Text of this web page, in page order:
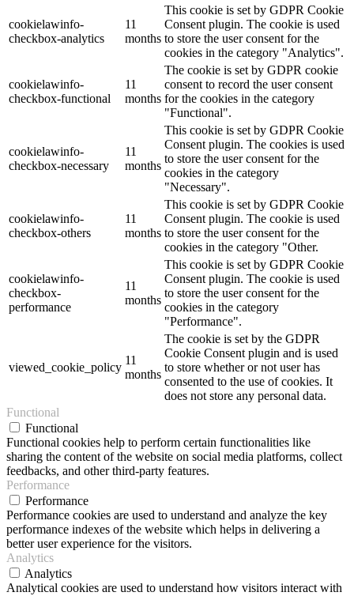
cookielawinfo-
checkbox-analytics
11
months
This cookie is set by GDPR Cookie
Consent plugin. The cookie is used
to store the user consent for the
cookies in the category "Analytics".
cookielawinfo-
checkbox-functional
11
months
The cookie is set by GDPR cookie
consent to record the user consent
for the cookies in the category
"Functional".
cookielawinfo-
checkbox-necessary
11
months
This cookie is set by GDPR Cookie
Consent plugin. The cookies is used
to store the user consent for the
cookies in the category
"Necessary".
cookielawinfo-
checkbox-others
11
months
This cookie is set by GDPR Cookie
Consent plugin. The cookie is used
to store the user consent for the
cookies in the category "Other.
cookielawinfo-
checkbox-
performance
11
months
This cookie is set by GDPR Cookie
Consent plugin. The cookie is used
to store the user consent for the
cookies in the category
"Performance".
viewed_cookie_policy
11
months
The cookie is set by the GDPR
Cookie Consent plugin and is used
to store whether or not user has
consented to the use of cookies. It
does not store any personal data.
Functional
Functional
Functional cookies help to perform certain functionalities like
sharing the content of the website on social media platforms, collect
feedbacks, and other third-party features.
Performance
Performance
Performance cookies are used to understand and analyze the key
performance indexes of the website which helps in delivering a
better user experience for the visitors.
Analytics
Analytics
Analytical cookies are used to understand how visitors interact with